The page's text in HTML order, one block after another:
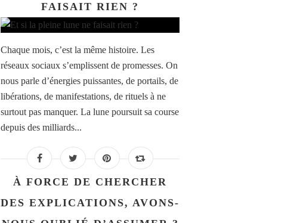
FAISAIT RIEN ?
Chaque mois, c’est la même histoire. Les
réseaux sociaux s’emplissent de promesses. On
nous parle d’énergies puissantes, de portails, de
libérations, de manifestations, de rituels à ne
surtout pas manquer. La lune poursuit sa course
depuis des milliards...
À FORCE DE CHERCHER
DES EXPLICATIONS, AVONS-